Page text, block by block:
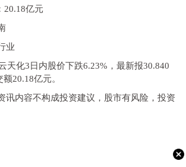
20.18亿元
业
天化3日内股价下跌6.23%，最新报30.840
20.18亿元。
讯内容不构成投资建议，股市有风险，投资